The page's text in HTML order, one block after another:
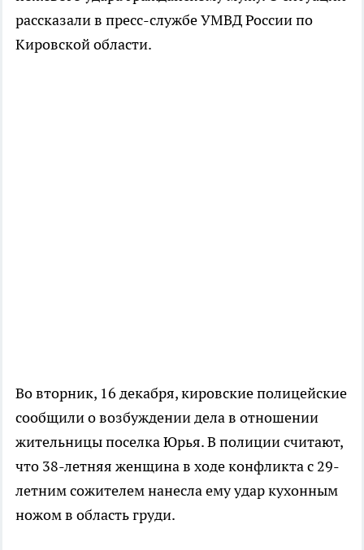
рассказали в пресс-службе УМВД России по
Кировской области.
Во вторник, 16 декабря, кировские полицейские
сообщили о возбуждении дела в отношении
жительницы поселка Юрья. В полиции считают,
что 38-летняя женщина в ходе конфликта с 29-
летним сожителем нанесла ему удар кухонным
ножом в область груди.